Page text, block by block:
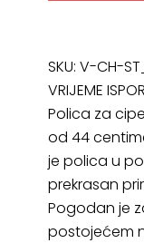
puno
drvo
u
prirodnoj
boji
SKU: V-CH-
VRIJEME
Polica za
od 44
je polica u
prekrasan
Pogodan je
postojećem